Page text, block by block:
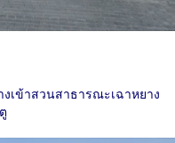
เข้าสวนสาธารณะเฉาหยาง